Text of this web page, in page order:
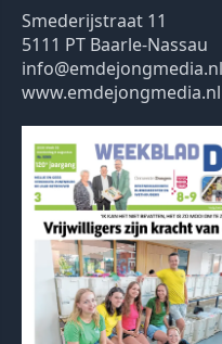
Smederijstraat 11
5111 PT Baarle-Nassau
info@emdejongmedia.nl
www.emdejongmedia.nl